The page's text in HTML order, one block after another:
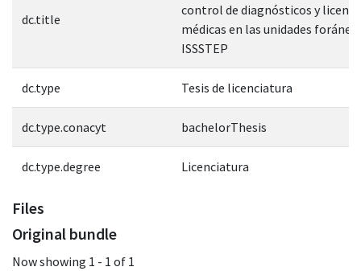
dc.title
control de diagnósticos y
médicas en las unidades
ISSSTEP
dc.type Tesis de licenciatura
dc.type.conacyt bachelorThesis
dc.type.degree Licenciatura
Files
Original bundle
Now showing 1 - 1 of 1